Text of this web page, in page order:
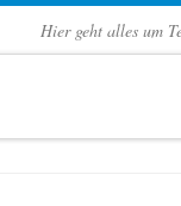
Hier geht alles um